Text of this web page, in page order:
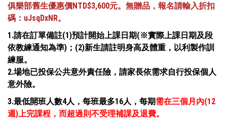
俱樂部舊生優惠價NTD$3,600元。無贈品，報名請輸入折扣
碼：uJsqDxNR。
1.請在訂單備註(1)預計開始上課日期(※實際上課日期及段
依教練通知為準)；(2)新生請註明身高及體重，以利製作訓
練服。
2.場地已投保公共意外責任險，請家長依需求自行投保個人
意外險。
3.最低開班人數4人，每班最多16人，每期需在三個月內(12
週)上完課程，而超過則不受理補課及退費。